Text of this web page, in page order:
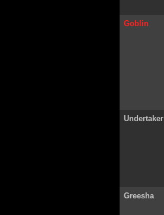
Goblin
Undertaker
Greesha